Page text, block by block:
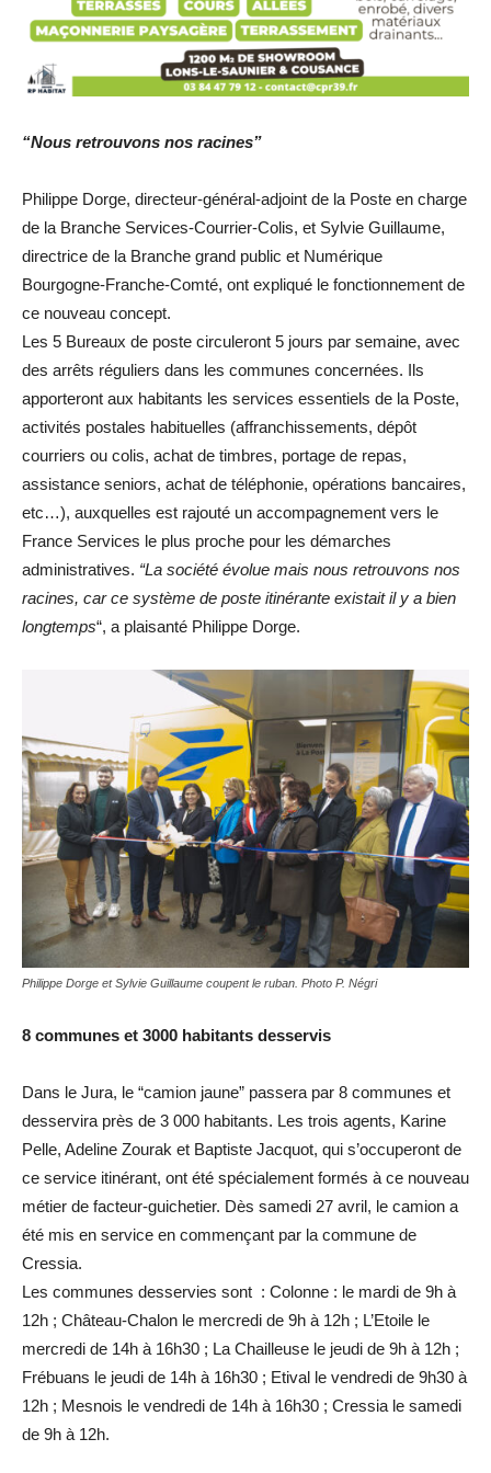
“Nous retrouvons nos racines”
Philippe Dorge, directeur-général-adjoint de la Poste en charge
de la Branche Services-Courrier-Colis, et Sylvie Guillaume,
directrice de la Branche grand public et Numérique
Bourgogne-Franche-Comté, ont expliqué le fonctionnement de
ce nouveau concept.
Les 5 Bureaux de poste circuleront 5 jours par semaine, avec
des arrêts réguliers dans les communes concernées. Ils
apporteront aux habitants les services essentiels de la Poste,
activités postales habituelles (affranchissements, dépôt
courriers ou colis, achat de timbres, portage de repas,
assistance seniors, achat de téléphonie, opérations bancaires,
etc…), auxquelles est rajouté un accompagnement vers le
France Services le plus proche pour les démarches
administratives. “La société évolue mais nous retrouvons nos
racines, car ce système de poste itinérante existait il y a bien
longtemps“, a plaisanté Philippe Dorge.
Philippe Dorge et Sylvie Guillaume coupent le ruban. Photo P. Négri
8 communes et 3000 habitants desservis
Dans le Jura, le “camion jaune” passera par 8 communes et
desservira près de 3 000 habitants. Les trois agents, Karine
Pelle, Adeline Zourak et Baptiste Jacquot, qui s’occuperont de
ce service itinérant, ont été spécialement formés à ce nouveau
métier de facteur-guichetier. Dès samedi 27 avril, le camion a
été mis en service en commençant par la commune de
Cressia.
Les communes desservies sont : Colonne : le mardi de 9h à
12h ; Château-Chalon le mercredi de 9h à 12h ; L’Etoile le
mercredi de 14h à 16h30 ; La Chailleuse le jeudi de 9h à 12h ;
Frébuans le jeudi de 14h à 16h30 ; Etival le vendredi de 9h30 à
12h ; Mesnois le vendredi de 14h à 16h30 ; Cressia le samedi
de 9h à 12h.